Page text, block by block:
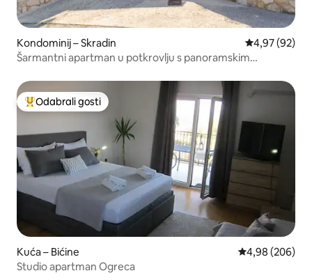
Kondominij – Skradin Prosječna
4,97 (92)
Šarmantni apartman u potkrovlju s panoramskim
Među najviše rangiranima s oznakom „Odabrali gosti”
Odabrali gosti
Kuća – Bićine Prosječna
4,98 (206)
Studio apartman Ogreca